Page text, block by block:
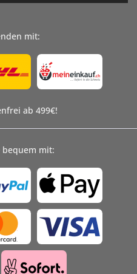
mit:
ab 499€!
bequem mit: